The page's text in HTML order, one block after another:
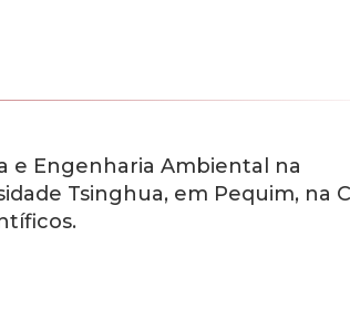
e Engenharia Ambiental na
Tsinghua, em Pequim, na